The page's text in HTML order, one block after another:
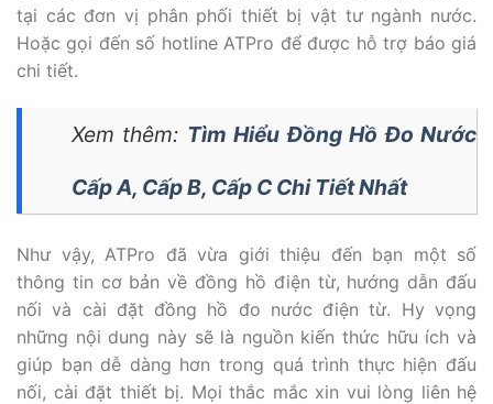
tại các đơn vị phân phối thiết bị vật tư ngành nước.
Hoặc gọi đến số hotline ATPro để được hỗ trợ báo giá
chi tiết.
Xem thêm: Tìm Hiểu Đồng Hồ Đo Nước
Cấp A, Cấp B, Cấp C Chi Tiết Nhất
Như vậy, ATPro đã vừa giới thiệu đến bạn một số
thông tin cơ bản về đồng hồ điện từ, hướng dẫn đấu
nối và cài đặt đồng hồ đo nước điện từ. Hy vọng
những nội dung này sẽ là nguồn kiến thức hữu ích và
giúp bạn dễ dàng hơn trong quá trình thực hiện đấu
nối, cài đặt thiết bị. Mọi thắc mắc xin vui lòng liên hệ